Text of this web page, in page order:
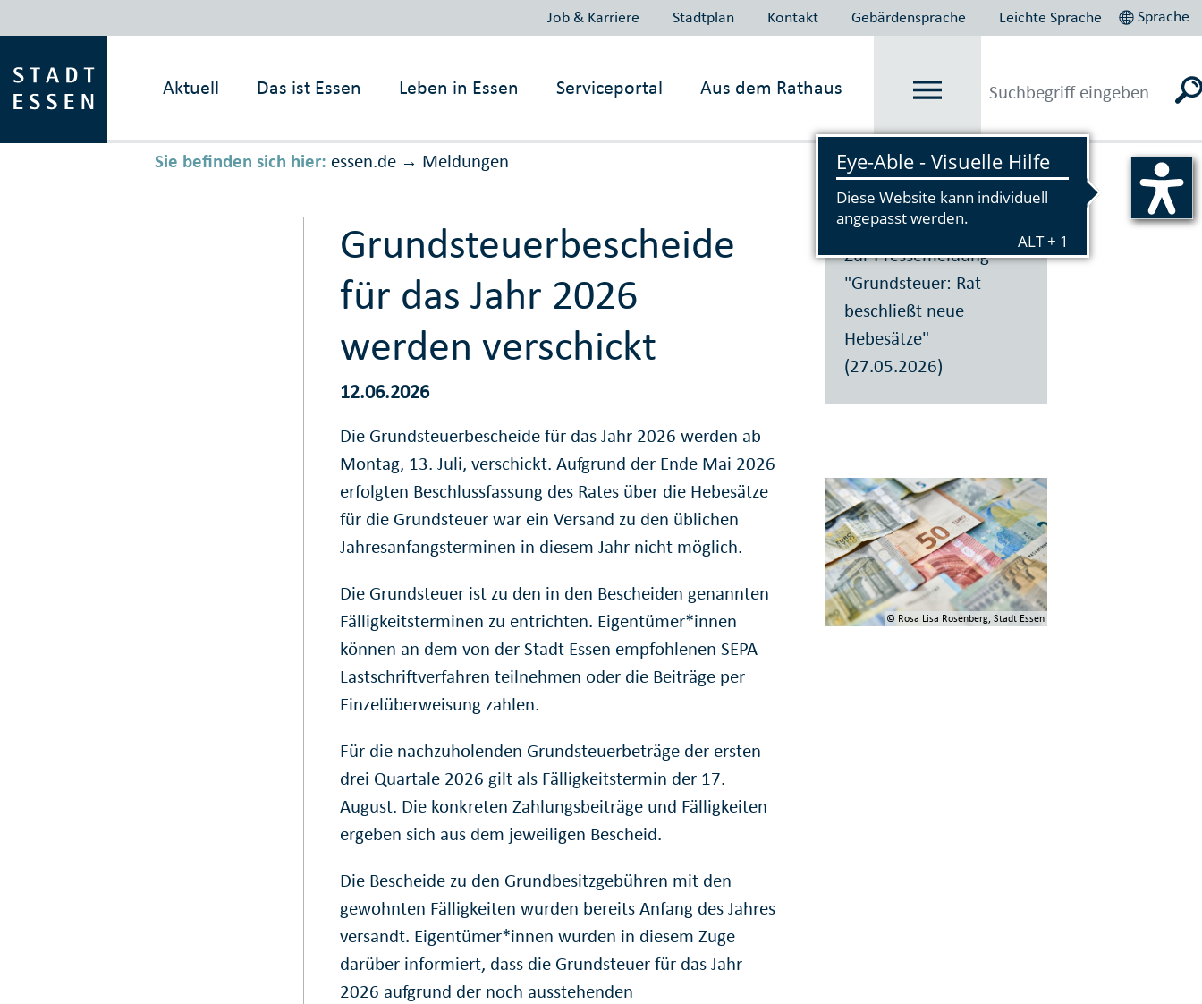
Job & Karriere Stadtplan Kontakt Gebärdensprache Leichte Sprache Sprache
Aktuell Das ist Essen Leben in Essen Serviceportal Aus dem Rathaus
Sie befinden sich hier: essen.de → Meldungen Vorlesen
Grundsteuerbescheide
für das Jahr 2026
werden verschickt
12.06.2026
Die Grundsteuerbescheide für das Jahr 2026 werden ab
Montag, 13. Juli, verschickt. Aufgrund der Ende Mai 2026
erfolgten Beschlussfassung des Rates über die Hebesätze
für die Grundsteuer war ein Versand zu den üblichen
Jahresanfangsterminen in diesem Jahr nicht möglich.
Die Grundsteuer ist zu den in den Bescheiden genannten
Fälligkeitsterminen zu entrichten. Eigentümer*innen
können an dem von der Stadt Essen empfohlenen SEPA-
Lastschriftverfahren teilnehmen oder die Beiträge per
Einzelüberweisung zahlen.
Für die nachzuholenden Grundsteuerbeträge der ersten
drei Quartale 2026 gilt als Fälligkeitstermin der 17.
August. Die konkreten Zahlungsbeiträge und Fälligkeiten
ergeben sich aus dem jeweiligen Bescheid.
Die Bescheide zu den Grundbesitzgebühren mit den
gewohnten Fälligkeiten wurden bereits Anfang des Jahres
versandt. Eigentümer*innen wurden in diesem Zuge
darüber informiert, dass die Grundsteuer für das Jahr
2026 aufgrund der noch ausstehenden
Zur Pressemeldung
"Grundsteuer: Rat
beschließt neue
Hebesätze"
(27.05.2026)
© Rosa Lisa Rosenberg, Stadt Essen